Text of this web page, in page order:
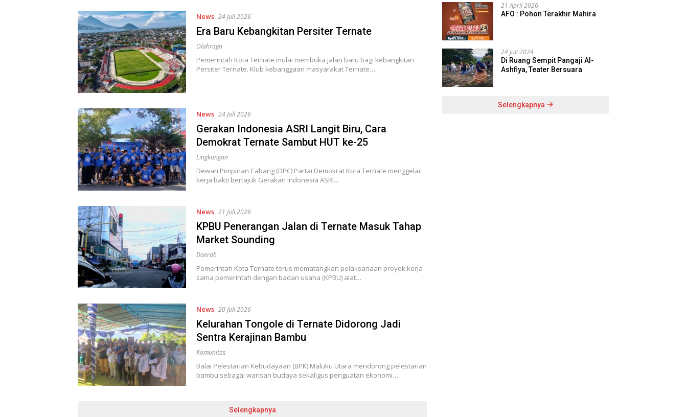
News 24 Juli 2026
Era Baru Kebangkitan Persiter Ternate
Olahraga
Pemerintah Kota Ternate mulai membuka jalan baru bagi kebangkitan
Persiter Ternate. Klub kebanggaan masyarakat Ternate…
News 24 Juli 2026
Gerakan Indonesia ASRI Langit Biru, Cara
Demokrat Ternate Sambut HUT ke-25
Lingkungan
Dewan Pimpinan Cabang (DPC) Partai Demokrat Kota Ternate menggelar
kerja bakti bertajuk Gerakan Indonesia ASRI…
News 21 Juli 2026
KPBU Penerangan Jalan di Ternate Masuk Tahap
Market Sounding
Daerah
Pemerintah Kota Ternate terus mematangkan pelaksanaan proyek kerja
sama pemerintah dengan badan usaha (KPBU) alat…
News 20 Juli 2026
Kelurahan Tongole di Ternate Didorong Jadi
Sentra Kerajinan Bambu
Komunitas
Balai Pelestarian Kebudayaan (BPK) Maluku Utara mendorong pelestarian
bambu sebagai warisan budaya sekaligus penguatan ekonomi…
Selengkapnya
21 April 2026
AFO : Pohon Terakhir Mahira
24 Juli 2024
Di Ruang Sempit Pangaji Al-
Ashfiya, Teater Bersuara
Selengkapnya